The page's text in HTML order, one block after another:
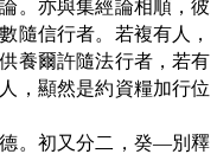
。亦與集經論相順，彼
隨信行者。若複有人，
養爾許隨法行者，若有
，顯然是約資糧加行位
。初又分二，癸—別釋